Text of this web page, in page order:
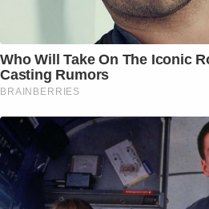
Who Will Take On The Iconic
Casting Rumors
BRAINBERRIES